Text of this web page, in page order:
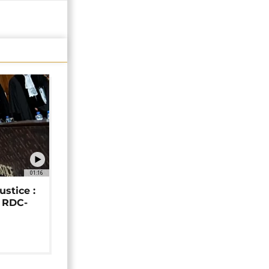
01:16
: